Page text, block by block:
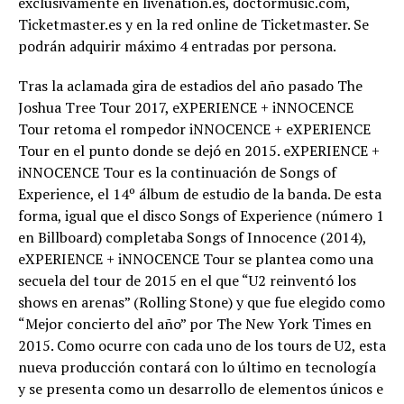
Ticketmaster.es y en la red online de Ticketmaster. Se
podrán adquirir máximo 4 entradas por persona.
Tras la aclamada gira de estadios del año pasado The
Joshua Tree Tour 2017, eXPERIENCE + iNNOCENCE
Tour retoma el rompedor iNNOCENCE + eXPERIENCE
Tour en el punto donde se dejó en 2015. eXPERIENCE +
iNNOCENCE Tour es la continuación de Songs of
Experience, el 14º álbum de estudio de la banda. De esta
forma, igual que el disco Songs of Experience (número 1
en Billboard) completaba Songs of Innocence (2014),
eXPERIENCE + iNNOCENCE Tour se plantea como una
secuela del tour de 2015 en el que “U2 reinventó los
shows en arenas” (Rolling Stone) y que fue elegido como
“Mejor concierto del año” por The New York Times en
2015. Como ocurre con cada uno de los tours de U2, esta
nueva producción contará con lo último en tecnología
y se presenta como un desarrollo de elementos únicos e